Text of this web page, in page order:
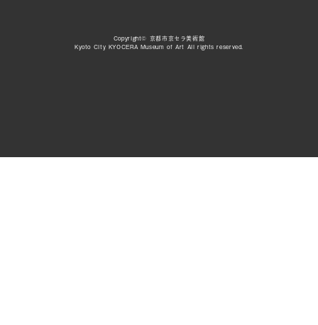
Copyright© 京都市京セラ美術館
Kyoto City KYOCERA Museum of Art All rights reserved.